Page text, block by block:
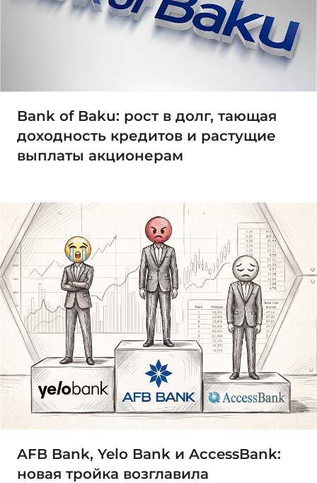
Bank of Baku: рост в долг, тающая
доходность кредитов и растущие
выплаты акционерам
AFB Bank, Yelo Bank и AccessBank:
новая тройка возглавила